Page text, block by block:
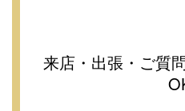
来店・出張・ご質